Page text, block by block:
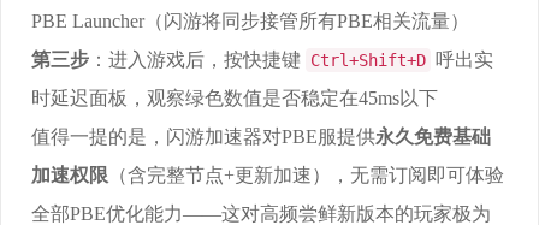
PBE Launcher（闪游将同步接管所有PBE相关流量）
第三步 ：进入游戏后，按快捷键 Ctrl+Shift+D
呼出实
时延迟面板，观察绿色数值是否稳定在45ms以下
值得一提的是，闪游加速器对PBE服提供永久免费基础
加速权限 （含完整节点+更新加速），无需订阅即可体验
全部PBE优化能力——这对高频尝鲜新版本的玩家极为